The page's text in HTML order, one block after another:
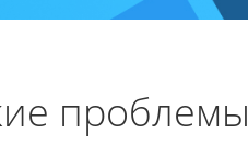
проблемы